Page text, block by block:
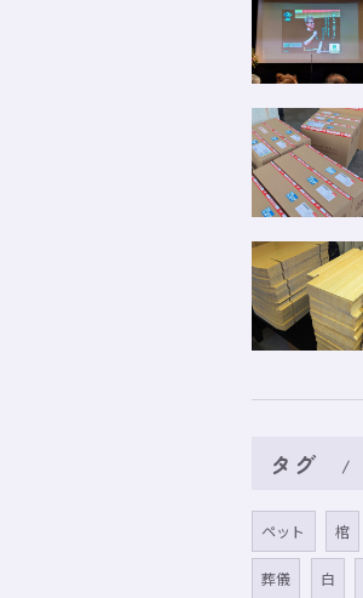
タグ
ペット 棺
葬儀 白